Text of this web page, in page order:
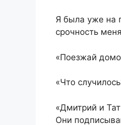
Я была уже на
срочность
«Поезжай
«Что
«Дмитрий и
Они